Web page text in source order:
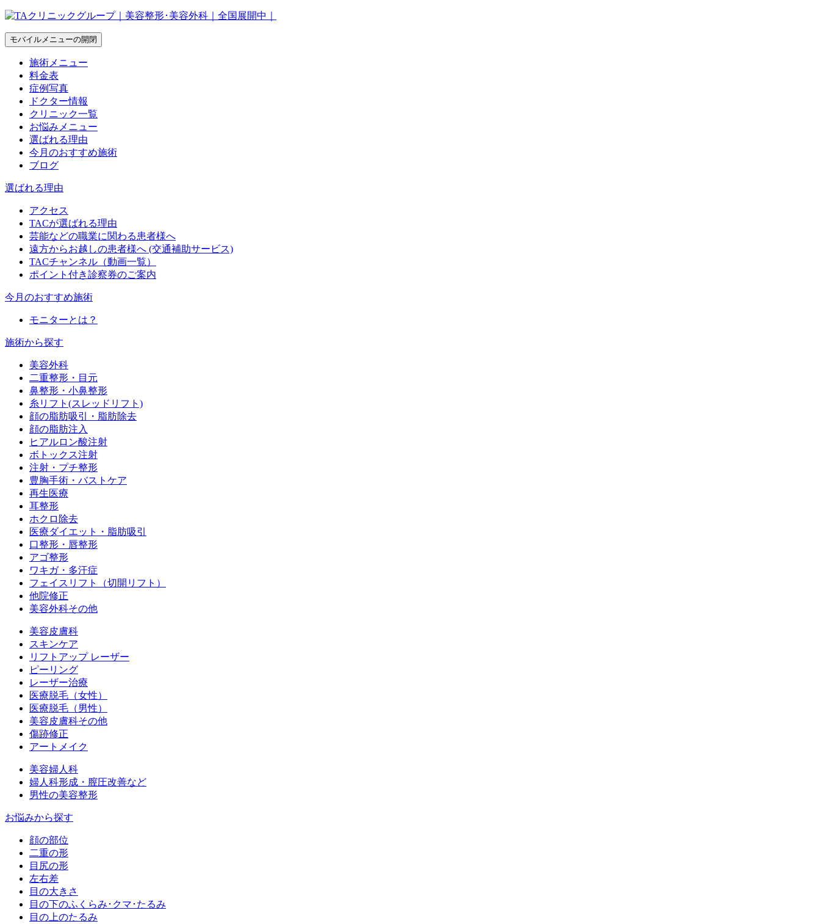
モバイルメニューの開閉
施術メニュー
料金表
症例写真
ドクター情報
クリニック一覧
お悩みメニュー
選ばれる理由
今月のおすすめ施術
ブログ
選ばれる理由
アクセス
TACが選ばれる理由
芸能などの職業に関わる患者様へ
遠方からお越しの患者様へ (交通補助サービス)
TACチャンネル（動画一覧）
ポイント付き診察券のご案内
今月のおすすめ施術
モニターとは？
施術から探す
美容外科
二重整形・目元
鼻整形・小鼻整形
糸リフト(スレッドリフト)
顔の脂肪吸引・脂肪除去
顔の脂肪注入
ヒアルロン酸注射
ボトックス注射
注射・プチ整形
豊胸手術・バストケア
再生医療
耳整形
ホクロ除去
医療ダイエット・脂肪吸引
口整形・唇整形
アゴ整形
ワキガ・多汗症
フェイスリフト（切開リフト）
他院修正
美容外科その他
美容皮膚科
スキンケア
リフトアップ レーザー
ピーリング
レーザー治療
医療脱毛（女性）
医療脱毛（男性）
美容皮膚科その他
傷跡修正
アートメイク
美容婦人科
婦人科形成・膣圧改善など
男性の美容整形
お悩みから探す
顔の部位
二重の形
目尻の形
左右差
目の大きさ
目の下のふくらみ･クマ･たるみ
目の上のたるみ